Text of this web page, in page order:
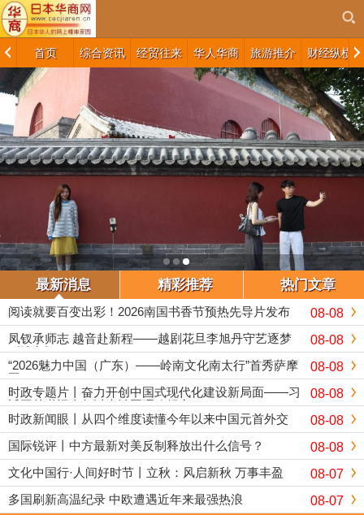
首页 综合资讯 经贸往来 华人华商 旅游推介 财经纵横
最新消息 精彩推荐 热门文章
08-08
阅读就要百变出彩！2026南国书香节预热先导片发布
08-08
凤钗承师志 越音赴新程——越剧花旦李旭丹守艺逐梦
《追鱼》
08-08
“2026魅力中国（广东）——岭南文化南太行”首秀萨摩
亚
08-08
时政专题片丨奋力开创中国式现代化建设新局面——习
近平总书记今年以来治国理政纪实
08-08
时政新闻眼丨从四个维度读懂今年以来中国元首外交
08-08
国际锐评丨中方最新对美反制释放出什么信号？
08-07
文化中国行·人间好时节丨立秋：风启新秋 万事丰盈
08-07
多国刷新高温纪录 中欧遭遇近年来最强热浪